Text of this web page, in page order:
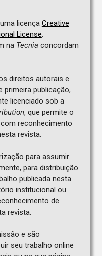
licença Creative
License.
na Tecnia concordam
direitos autorais e
primeira publicação,
licenciado sob a
, que permite o
reconhecimento
revista.
para assumir
para distribuição
publicada nesta
institucional ou
de
revista.
e são
seu trabalho online